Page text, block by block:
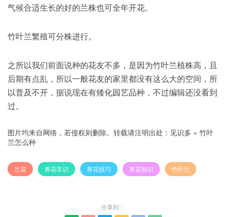
气候合适生长的好的兰株也可全年开花。
竹叶兰繁殖可分株进行。
之所以我们前面说种的花友不多，是因为竹叶兰植株高，且
后期有点乱，所以一般花友的家里都没有这么大的空间，所
以普及不开，据说现在有矮化园艺品种，不过编辑还没看到
过。
图片均来自网络，若侵权则删除。转载请注明出处： 见识多 » 竹叶
兰怎么种
兰花 养花常识 养花技巧 养花知识 竹叶兰
分享到：